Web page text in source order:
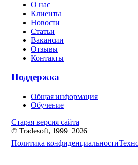
О нас
Клиенты
Новости
Статьи
Вакансии
Отзывы
Контакты
Поддержка
Общая информация
Обучение
Старая версия сайта
© Tradesoft, 1999–2026
Политика конфиденциальности